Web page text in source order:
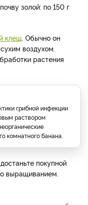
золой: по 150 г
клещ. Обычно он
воздухом.
растения
грибной инфекции
раствором
комнатного банана.
покупной
выращиванием.